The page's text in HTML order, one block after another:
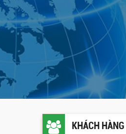
KHÁCH